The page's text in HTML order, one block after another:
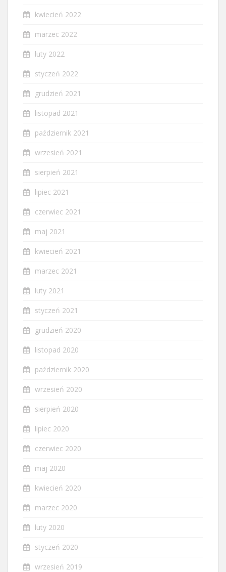
kwiecień 2022
marzec 2022
luty 2022
styczeń 2022
grudzień 2021
listopad 2021
październik 2021
wrzesień 2021
sierpień 2021
lipiec 2021
czerwiec 2021
maj 2021
kwiecień 2021
marzec 2021
luty 2021
styczeń 2021
grudzień 2020
listopad 2020
październik 2020
wrzesień 2020
sierpień 2020
lipiec 2020
czerwiec 2020
maj 2020
kwiecień 2020
marzec 2020
luty 2020
styczeń 2020
wrzesień 2019